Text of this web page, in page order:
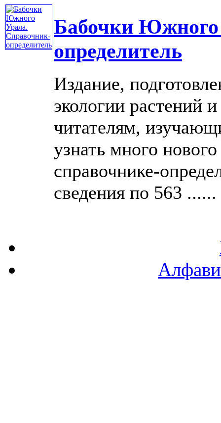
Бабочки
определитель
Издание,
экологии растений
читателям,
узнать много
справочнике-
сведения по 563 ......